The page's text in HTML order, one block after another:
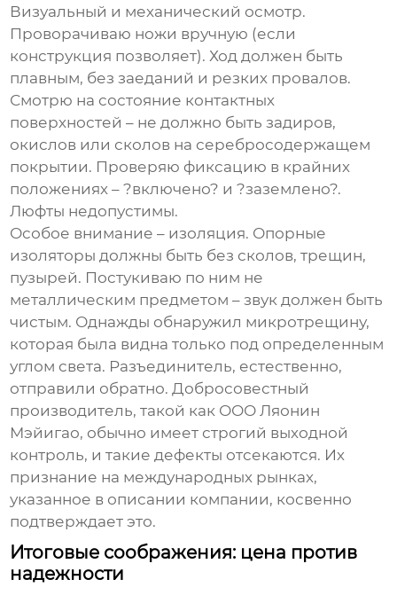
Визуальный и механический осмотр.
Проворачиваю ножи вручную (если
конструкция позволяет). Ход должен быть
плавным, без заеданий и резких провалов.
Смотрю на состояние контактных
поверхностей – не должно быть задиров,
окислов или сколов на серебросодержащем
покрытии. Проверяю фиксацию в крайних
положениях – ?включено? и ?заземлено?.
Люфты недопустимы.
Особое внимание – изоляция. Опорные
изоляторы должны быть без сколов, трещин,
пузырей. Постукиваю по ним не
металлическим предметом – звук должен быть
чистым. Однажды обнаружил микротрещину,
которая была видна только под определенным
углом света. Разъединитель, естественно,
отправили обратно. Добросовестный
производитель, такой как ООО Ляонин
Мэйигао, обычно имеет строгий выходной
контроль, и такие дефекты отсекаются. Их
признание на международных рынках,
указанное в описании компании, косвенно
подтверждает это.
Итоговые соображения: цена против
надежности